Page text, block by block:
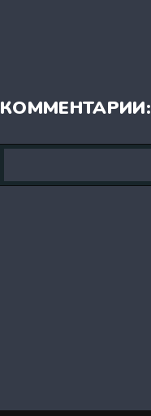
КОММЕНТАРИИ: